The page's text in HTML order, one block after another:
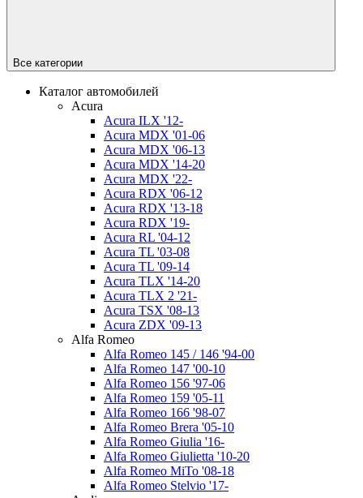
Все категории
Каталог автомобилей
Acura
Acura ILX '12-
Acura MDX '01-06
Acura MDX '06-13
Acura MDX '14-20
Acura MDX '22-
Acura RDX '06-12
Acura RDX '13-18
Acura RDX '19-
Acura RL '04-12
Acura TL '03-08
Acura TL '09-14
Acura TLX '14-20
Acura TLX 2 '21-
Acura TSX '08-13
Acura ZDX '09-13
Alfa Romeo
Alfa Romeo 145 / 146 '94-00
Alfa Romeo 147 '00-10
Alfa Romeo 156 '97-06
Alfa Romeo 159 '05-11
Alfa Romeo 166 '98-07
Alfa Romeo Brera '05-10
Alfa Romeo Giulia '16-
Alfa Romeo Giulietta '10-20
Alfa Romeo MiTo '08-18
Alfa Romeo Stelvio '17-